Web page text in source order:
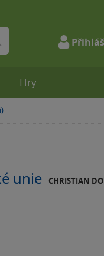
unie CHRISTIAN
Hry